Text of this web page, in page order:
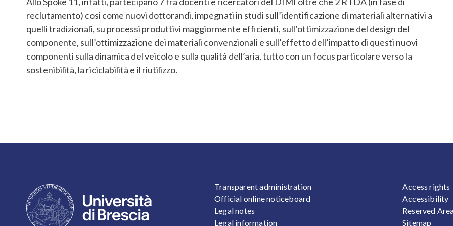
reclutamento) cosi come nuovi dottorandi, impegnati in studi sull’identificazione di materiali alternativi a
quelli tradizionali, su processi produttivi maggiormente efficienti, sull’ottimizzazione del design del
componente, sull’ottimizzazione dei materiali convenzionali e sull’effetto dell’impatto di questi nuovi
componenti sulla dinamica del veicolo e sulla qualità dell’aria, tutto con un focus particolare verso la
sostenibilità, la riciclabilità e il riutilizzo.
FOOTER 1
Transparent administration
Official online noticeboard
Legal notes
Legal information
Access rights
Accessibility
Reserved
Sitemap